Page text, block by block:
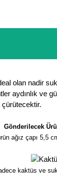
olan nadir
aydınlık
Gönderilecek
ağız çapı 5,5
kaktüs ve